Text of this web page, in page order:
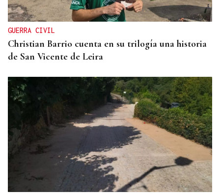
GUERRA CIVIL
Christian Barrio cuenta en su trilogía una historia
de San Vicente de Leira